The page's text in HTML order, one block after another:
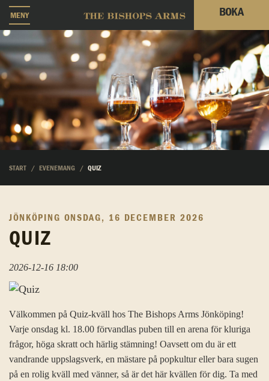
MENY BOKA
START EVENEMANG QUIZ
JÖNKÖPING ONSDAG, 16 DECEMBER 2026
QUIZ
2026-12-16 18:00
Välkommen på Quiz-kväll hos The Bishops Arms Jönköping!
Varje onsdag kl. 18.00 förvandlas puben till en arena för kluriga
frågor, höga skratt och härlig stämning! Oavsett om du är ett
vandrande uppslagsverk, en mästare på popkultur eller bara sugen
på en rolig kväll med vänner, så är det här kvällen för dig. Ta med